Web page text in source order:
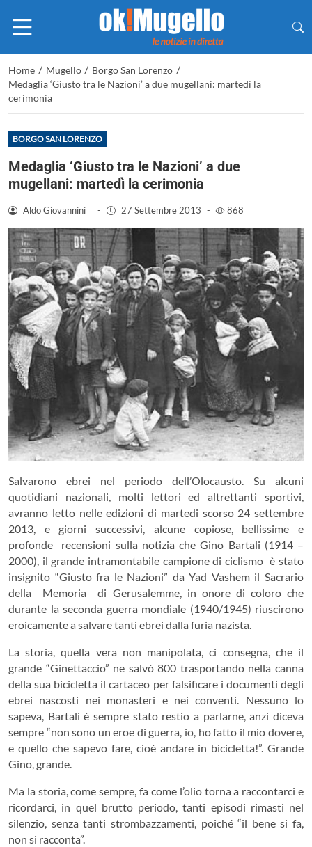
Home / Mugello / Borgo San Lorenzo /
Medaglia ‘Giusto tra le Nazioni’ a due mugellani: martedì la
cerimonia
BORGO SAN LORENZO
Medaglia ‘Giusto tra le Nazioni’ a due
mugellani: martedì la cerimonia
Aldo Giovannini - 27 Settembre 2013 - 868
Salvarono ebrei nel periodo dell’Olocausto. Su alcuni
quotidiani nazionali, molti lettori ed altrettanti sportivi,
avranno letto nelle edizioni di martedi scorso 24 settembre
2013, e giorni successivi, alcune copiose, bellissime e
profonde recensioni sulla notizia che Gino Bartali (1914 –
2000), il grande intramontabile campione di ciclismo è stato
insignito “Giusto fra le Nazioni” da Yad Vashem il Sacrario
della Memoria di Gerusalemme, in onore di coloro che
durante la seconda guerra mondiale (1940/1945) riuscirono
eroicamente a salvare tanti ebrei dalla furia nazista.
La storia, quella vera non manipolata, ci consegna, che il
grande “Ginettaccio” ne salvò 800 trasportando nella canna
della sua bicicletta il cartaceo per falsificare i documenti degli
ebrei nascosti nei monasteri e nei conventi. Nessuno lo
sapeva, Bartali è sempre stato restio a parlarne, anzi diceva
sempre “non sono un eroe di guerra, io, ho fatto il mio dovere,
e quello che sapevo fare, cioè andare in bicicletta!”. Grande
Gino, grande.
Ma la storia, come sempre, fa come l’olio torna a raccontarci e
ricordarci, in quel brutto periodo, tanti episodi rimasti nel
silenzio, senza tanti strombazzamenti, poiché “il bene si fa,
non si racconta”.